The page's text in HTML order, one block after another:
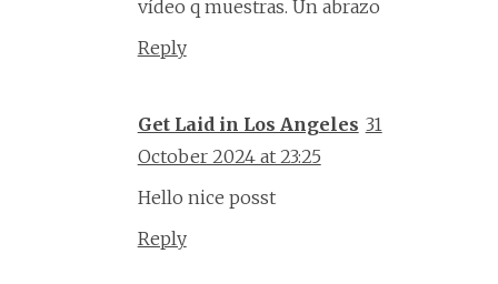
vídeo q muestras. Un abrazo
Reply
Get Laid in Los Angeles 31
October 2024 at 23:25
Hello nice posst
Reply